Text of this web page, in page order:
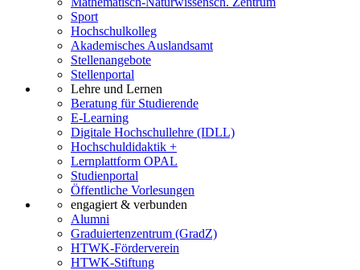
Sport
Hochschulkolleg
Akademisches Auslandsamt
Stellenangebote
Stellenportal
Lehre und Lernen
Beratung für Studierende
E-Learning
Digitale Hochschullehre (IDLL)
Hochschuldidaktik +
Lernplattform OPAL
Studienportal
Öffentliche Vorlesungen
engagiert & verbunden
Alumni
Graduiertenzentrum (GradZ)
HTWK-Förderverein
HTWK-Stiftung